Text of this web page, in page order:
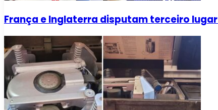
França e Inglaterra disputam terceiro